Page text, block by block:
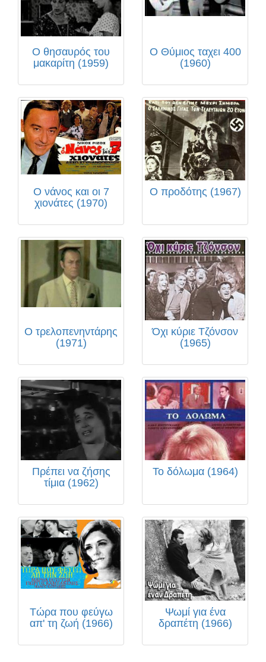
Ο θησαυρός του
μακαρίτη (1959)
Ο Θύμιος ταχει 400
(1960)
Ο νάνος και οι 7
χιονάτες (1970)
Ο προδότης (1967)
Ο τρελοπενηντάρης
(1971)
Όχι κύριε Τζόνσον
(1965)
Πρέπει να ζήσης
τίμια (1962)
Το δόλωμα (1964)
Τώρα που φεύγω
απ' τη ζωή (1966)
Ψωμί για ένα
δραπέτη (1966)